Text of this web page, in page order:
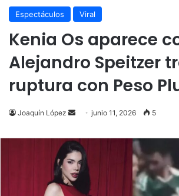
Espectáculos Viral
Kenia Os aparece
Alejandro Speitzer
ruptura con Peso
Joaquín López
Send
email
junio 11, 2026 5